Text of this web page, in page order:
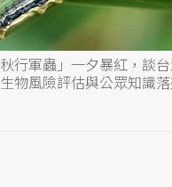
行軍蟲」一夕暴紅，談
物風險評估與公眾知識